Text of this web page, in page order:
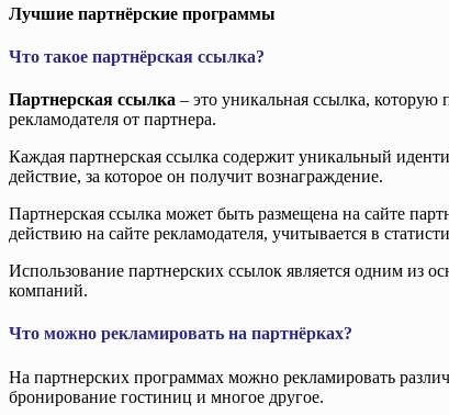
Лучшие партнёрские программы
Что такое партнёрская ссылка?
Партнерская ссылка – это уникальная ссылка, которую
рекламодателя от партнера.
Каждая партнерская ссылка содержит уникальный
действие, за которое он получит вознаграждение.
Партнерская ссылка может быть размещена на сайте
действию на сайте рекламодателя, учитывается в
Использование партнерских ссылок является одним из
компаний.
Что можно рекламировать на партнёрках?
На партнерских программах можно рекламировать
бронирование гостиниц и многое другое.